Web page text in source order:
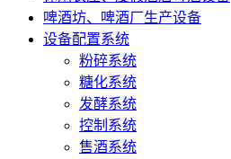
啤酒坊、啤酒厂生产设备
设备配置系统
粉碎系统
糖化系统
发酵系统
控制系统
售酒系统